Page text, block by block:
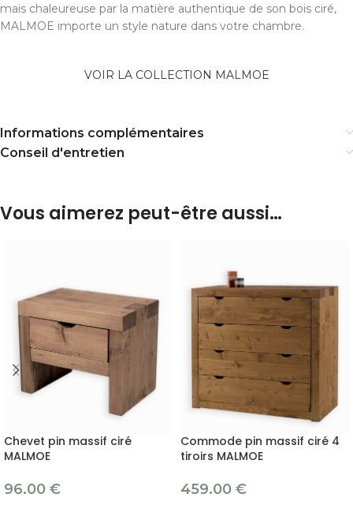
mais chaleureuse par la matière authentique de son bois ciré,
MALMOE importe un style nature dans votre chambre.
VOIR LA COLLECTION MALMOE
Informations complémentaires
Conseil d'entretien
Vous aimerez peut-être aussi…
Chevet pin massif ciré
MALMOE
96.00 €
Commode pin massif ciré 4
tiroirs MALMOE
459.00 €